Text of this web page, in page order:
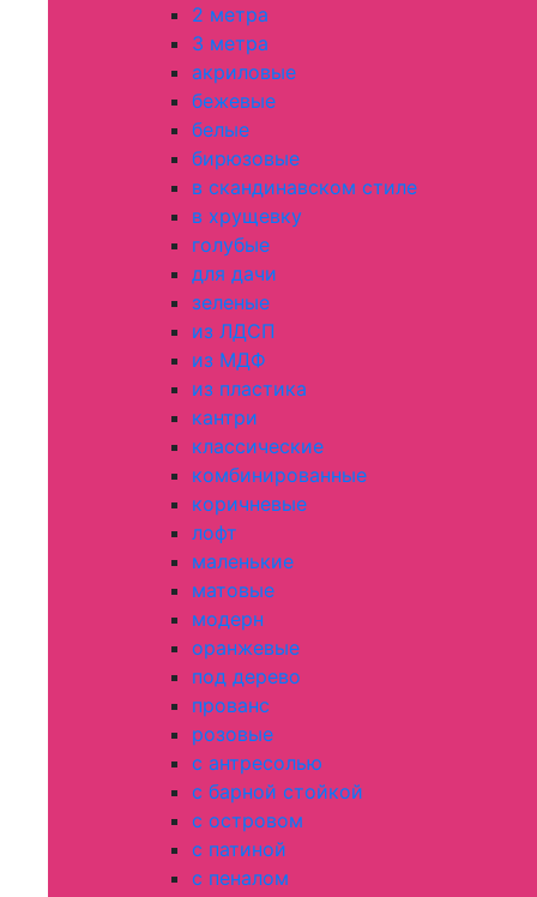
2 метра
3 метра
акриловые
бежевые
белые
бирюзовые
в скандинавском стиле
в хрущевку
голубые
для дачи
зеленые
из ЛДСП
из МДФ
из пластика
кантри
классические
комбинированные
коричневые
лофт
маленькие
матовые
модерн
оранжевые
под дерево
прованс
розовые
с антресолью
с барной стойкой
с островом
с патиной
с пеналом